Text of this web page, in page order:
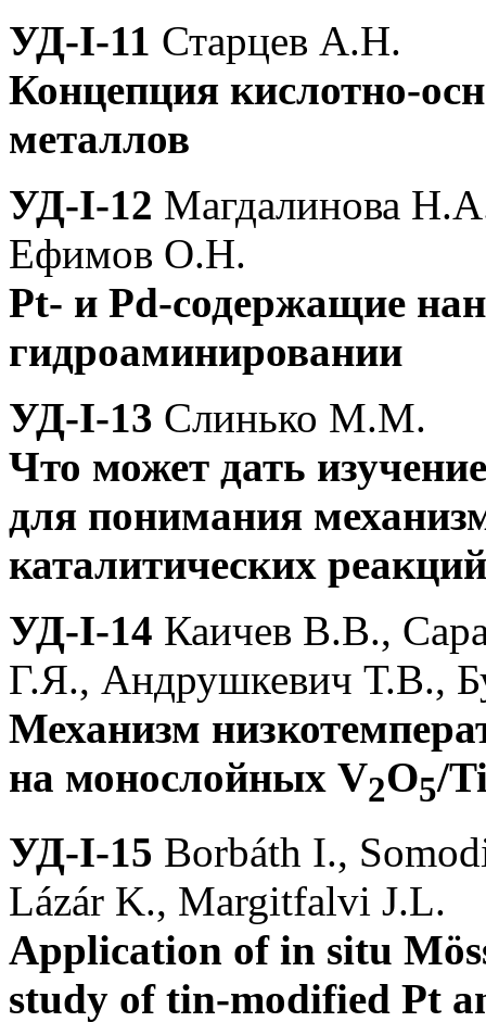
УД-I-11 Старцев А.Н.
Концепция кислотно-
металлов
УД-I-12 Магдалинова
Ефимов О.Н.
Pt- и Pd-содержащие
гидроаминировании
УД-I-13 Слинько М.М.
Что может дать
для понимания
каталитических реакций
УД-I-14 Каичев В.В.,
Г.Я., Андрушкевич Т.В.,
Механизм
на монослойных V2O5/
УД-I-15 Borbáth I.,
Lázár K., Margitfalvi J.L.
Application of in situ
study of tin-modified Pt